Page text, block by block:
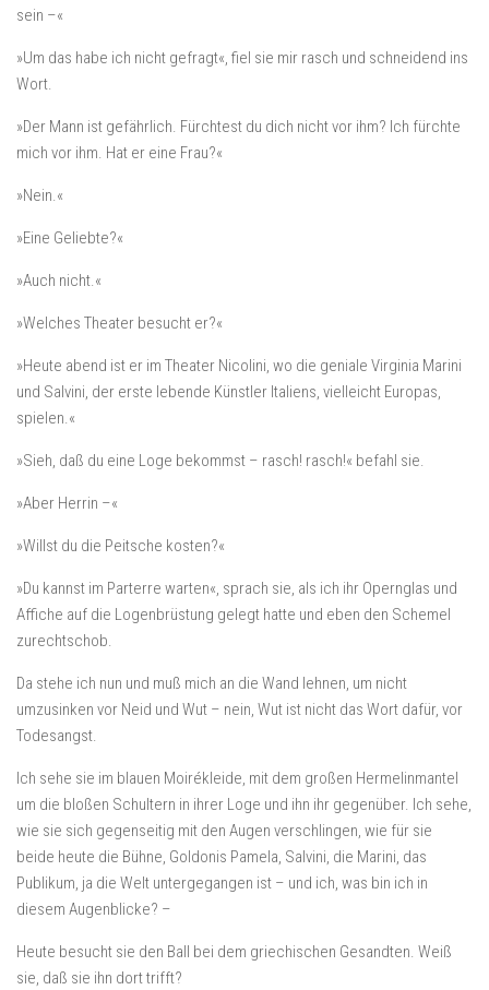
sein –«
»Um das habe ich nicht gefragt«, fiel sie mir rasch und schneidend ins
Wort.
»Der Mann ist gefährlich. Fürchtest du dich nicht vor ihm? Ich fürchte
mich vor ihm. Hat er eine Frau?«
»Nein.«
»Eine Geliebte?«
»Auch nicht.«
»Welches Theater besucht er?«
»Heute abend ist er im Theater Nicolini, wo die geniale Virginia Marini
und Salvini, der erste lebende Künstler Italiens, vielleicht Europas,
spielen.«
»Sieh, daß du eine Loge bekommst – rasch! rasch!« befahl sie.
»Aber Herrin –«
»Willst du die Peitsche kosten?«
»Du kannst im Parterre warten«, sprach sie, als ich ihr Opernglas und
Affiche auf die Logenbrüstung gelegt hatte und eben den Schemel
zurechtschob.
Da stehe ich nun und muß mich an die Wand lehnen, um nicht
umzusinken vor Neid und Wut – nein, Wut ist nicht das Wort dafür, vor
Todesangst.
Ich sehe sie im blauen Moirékleide, mit dem großen Hermelinmantel
um die bloßen Schultern in ihrer Loge und ihn ihr gegenüber. Ich sehe,
wie sie sich gegenseitig mit den Augen verschlingen, wie für sie
beide heute die Bühne, Goldonis Pamela, Salvini, die Marini, das
Publikum, ja die Welt untergegangen ist – und ich, was bin ich in
diesem Augenblicke? –
Heute besucht sie den Ball bei dem griechischen Gesandten. Weiß
sie, daß sie ihn dort trifft?